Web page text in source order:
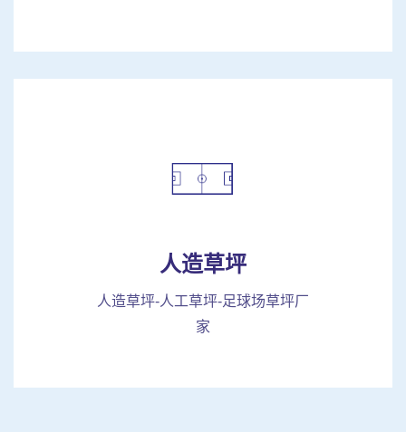
人造草坪
人造草坪-人工草坪-足球场草坪厂
家